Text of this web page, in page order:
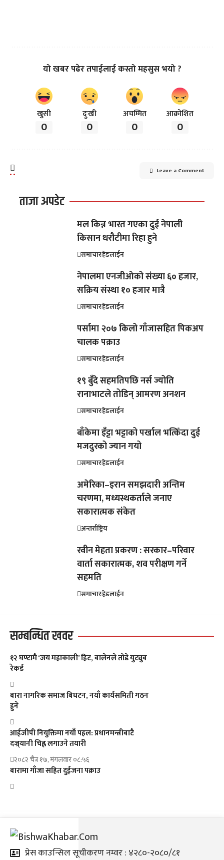
यो खबर पढेर तपाईलाई कस्तो महसुस भयो ?
खुसी
0
दुःखी
0
अचम्मित
0
आक्रोशित
0
Leave a Comment
ताजा अपडेट
मल किन्न भारत गएका दुई नेपाली
किसान धरौटीमा रिहा हुने
समाचारहेडलाईन
नेपालमा एनजीओको संख्या ६० हजार,
सक्रिय संस्था १० हजार मात्रै
समाचारहेडलाईन
पर्सामा २०७ किलो गाँजासहित पिकअप
चालक पक्राउ
समाचारहेडलाईन
१९ बुँदे सहमतिपछि नर्स ज्योति
रानाभाटले तोडिन् आमरण अनशन
समाचारहेडलाईन
बाँकेमा इँट्टा भट्टाको पर्खाल भत्किँदा दुई
मजदुरको ज्यान गयो
समाचारहेडलाईन
अमेरिका–इरान समझदारी अन्तिम
चरणमा, मध्यस्थकर्ताले जनाए
सकारात्मक संकेत
अन्तर्राष्ट्रिय
रवीन मेहता प्रकरण : सरकार–परिवार
वार्ता सकारात्मक, शव परीक्षण गर्ने
सहमति
समाचारहेडलाईन
सम्बन्धित खवर
१२ घण्टामै ‘जय महाकाली’ हिट, बालेनले तोडे युट्युब
रेकर्ड
बारा नागरिक समाज बिघटन, नयाँ कार्यसमिती गठन
हुने
आईजीपी नियुक्तिमा नयाँ पहल: प्रधानमन्त्रीबाटै
दज्र्यानी चिह्न लगाउने तयारी
२०८२ चैत्र १७, मंगलवार ०८:५६
बारामा गाँजा सहित दुईजना पक्राउ
प्रेस काउन्सिल सूचीकरण नम्वर : ४२८०-२०८०/८१